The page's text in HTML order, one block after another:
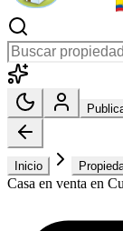
Inicio
Casa en venta en